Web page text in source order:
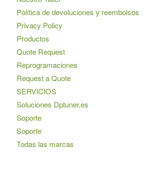
Política de devoluciones y reembolsos
Privacy Policy
Productos
Quote Request
Reprogramaciones
Request a Quote
SERVICIOS
Soluciones Dptuner.es
Soporte
Soporte
Todas las marcas